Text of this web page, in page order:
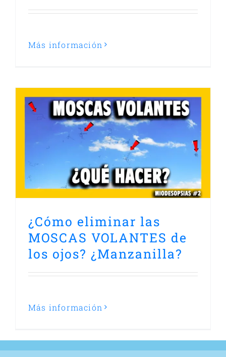
Más información
¿Cómo eliminar las
MOSCAS VOLANTES de
los ojos? ¿Manzanilla?
Más información